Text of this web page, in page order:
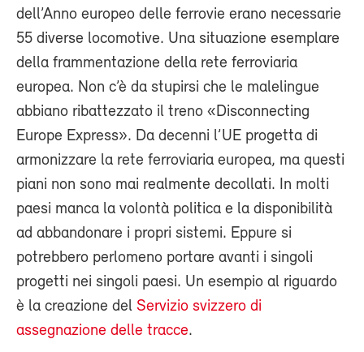
dell’Anno europeo delle ferrovie erano necessarie
55 diverse locomotive. Una situazione esemplare
della frammentazione della rete ferroviaria
europea. Non c’è da stupirsi che le malelingue
abbiano ribattezzato il treno «Disconnecting
Europe Express». Da decenni l’UE progetta di
armonizzare la rete ferroviaria europea, ma questi
piani non sono mai realmente decollati. In molti
paesi manca la volontà politica e la disponibilità
ad abbandonare i propri sistemi. Eppure si
potrebbero perlomeno portare avanti i singoli
progetti nei singoli paesi. Un esempio al riguardo
è la creazione del Servizio svizzero di
assegnazione delle tracce.